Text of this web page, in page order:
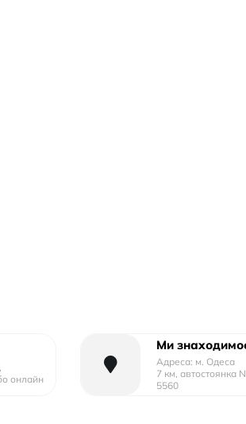
онлайн
Ми
Адреса: м. Одеса
7 км, автостоянка
5560